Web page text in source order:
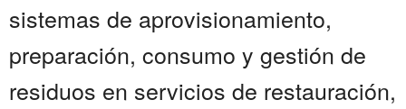
sistemas de aprovisionamiento,
preparación, consumo y gestión de
residuos en servicios de restauración,